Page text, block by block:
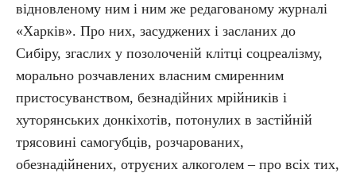
відновленому ним і ним же редагованому журналі
«Харків». Про них, засуджених і засланих до
Сибіру, згаслих у позолоченій клітці соцреалізму,
морально розчавлених власним смиренним
пристосуванством, безнадійних мрійників і
хуторянських донкіхотів, потонулих в застійній
трясовині самогубців, розчарованих,
обезнадійнених, отруєних алкоголем – про всіх тих,